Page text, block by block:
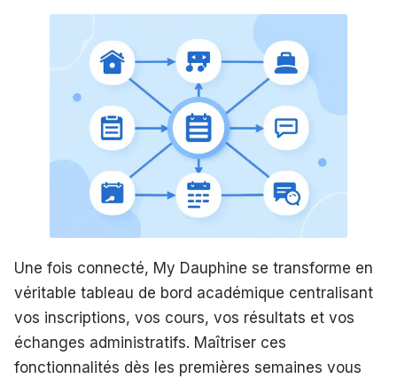
Une fois connecté, My Dauphine se transforme en
véritable tableau de bord académique centralisant
vos inscriptions, vos cours, vos résultats et vos
échanges administratifs. Maîtriser ces
fonctionnalités dès les premières semaines vous